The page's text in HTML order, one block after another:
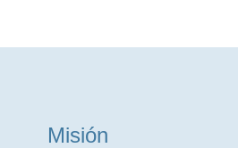
Misión